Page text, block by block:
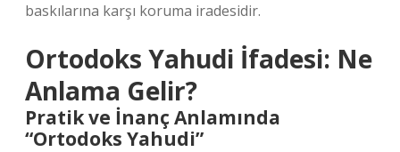
baskılarına karşı koruma iradesidir.
Ortodoks Yahudi İfadesi: Ne
Anlama Gelir?
Pratik ve İnanç Anlamında
“Ortodoks Yahudi”